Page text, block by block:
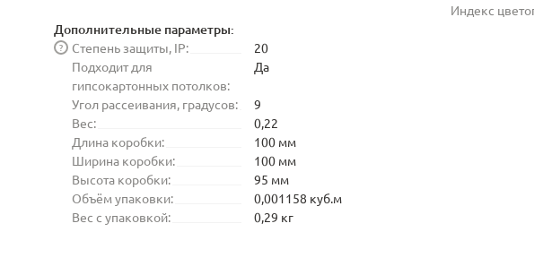
Индекс
Дополнительные параметры:
Степень защиты, IP:
?
20
Подходит для
гипсокартонных потолков:
Да
Угол рассеивания, градусов:
9
Вес:
0,22
Длина коробки:
100 мм
Ширина коробки:
100 мм
Высота коробки:
95 мм
Объём упаковки:
0,001158 куб.м
Вес с упаковкой:
0,29 кг